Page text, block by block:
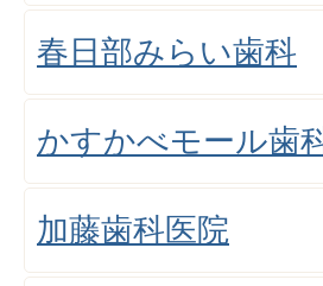
春日部みらい歯科
かすかべモール歯
加藤歯科医院